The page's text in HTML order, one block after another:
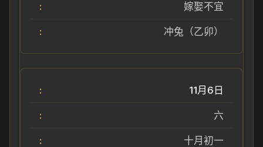
嫁娶不宜
冲兔（乙卯）
11月6日
六
十月初一